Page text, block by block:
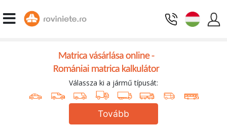
Matrica vásárlása online -
Romániai matrica kalkulátor
Válassza ki a jármű típusát:
Tovább